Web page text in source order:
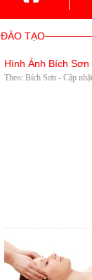
ĐÀO TẠO
Hình Ảnh Bích Sơn
Theo: Bích Sơn - Cập